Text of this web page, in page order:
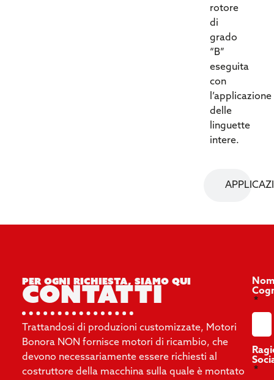
rotore
di
grado
“B”
eseguita
con
l’applicazione
delle
linguette
intere.
Per ogni richiesta, siamo qui
contatti
Trattandosi di produzioni customizzate, Motori
Bonora NON fornisce motori di ricambio, che
devono necessariamente essere richiesti al
costruttore della macchina sulla quale è montato